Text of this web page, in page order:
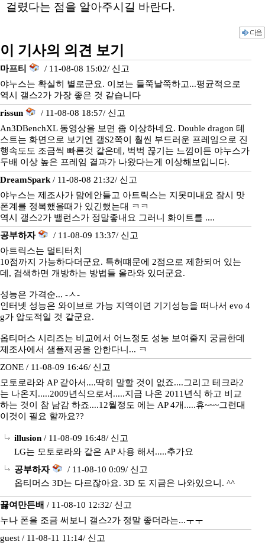
걸렸다는 점을 알아주시길 바란다.
이 기사의 의견 보기
마프티 / 11-08-08 15:02/ 신고
야누스는 확실히 별로군요. 이보는 들쭉날쭉하고...평균적으로
역시 갤스2가 가장 좋은 것 같습니다
rissun
/ 11-08-08 18:57/ 신고
An3DBenchXL 동영상을 보면 좀 이상하네요. Double dragon 테
스트는 화면으로 보기엔 갤S2쪽이 훨씬 부드러운 프레임으로 진
행속도도 조금씩 빠른것 같은데, 벅벅 끊기는 느낌이든 야누스가
두배 이상 높은 프레임 결과가 나왔다는게 이상해보입니다.
DreamSpark / 11-08-08 21:32/ 신고
야누스는 제조사가 맘에안들고 아트릭스는 지못미내요 잠시 맛
폰계를 정복했을때가 있긴했는대 ㅋㅋ
역시 갤스2가 밸런스가 정말좋내요 그러니 화이트를 ....
공부하자
/ 11-08-09 13:37/ 신고
아트릭스는 멀티터치
10점까지 가능하다더군요. 특허떄문에 2점으로 제한되어 있는
데, 검색하면 개방하는 방법들 올라와 있더군요.
성능은 가격순... -ㅅ-
인터넷 성능은 와이브로 가능 지역이면 기기성능을 떠나서 evo 4
g가 압도적일 것 같군요.
옵티머스 시리즈는 비교에서 어느정도 성능 보여줄지 궁금한데
제조사에서 샘플제공을 안한다니... ㅋ
ZONE / 11-08-09 16:46/ 신고
모토로라와 AP 같아서....딱히 말할 것이 없죠....그리고 테크라2
는 나온지.....2009년식으로서.....지금 나온 2011년식 하고 비교
하는 것이 참 남감 하죠....12월정도 에는 AP 4개.....휴~~~그런대
이것이 필요 할까요??
illusion / 11-08-09 16:48/ 신고
LG는 모토로라와 같은 AP 사용 해서.....추가요
공부하자
/ 11-08-10 0:09/ 신고
옵티머스 3D는 다르잖아요. 3D 도 지금은 나와있으니. ^^
끓여만든배 / 11-08-10 12:32/ 신고
누나 폰을 조금 써보니 갤스2가 정말 좋더라는...ㅜㅜ
guest / 11-08-11 11:14/ 신고